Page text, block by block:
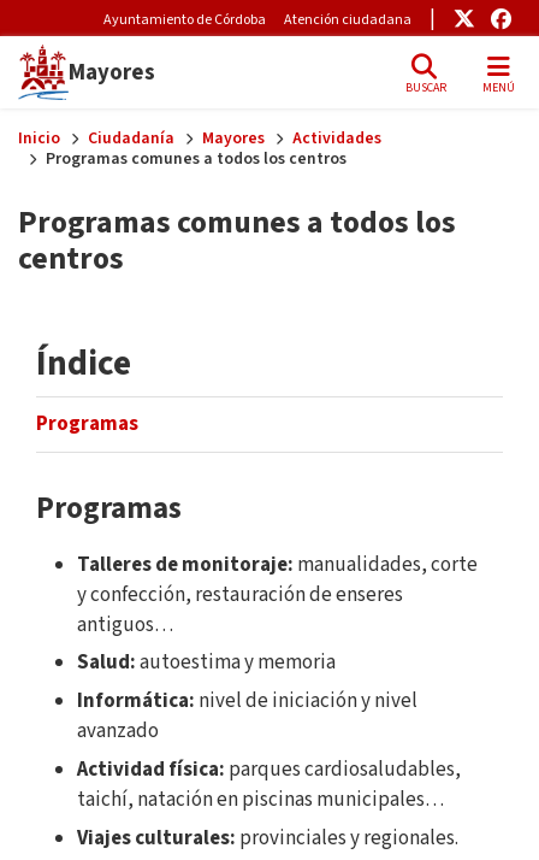
Pre-Header Microsite
Ayuntamiento de Córdoba Atención ciudadana Enlace
Mayores BUSCAR MENÚ
Inicio Ciudadanía Mayores
Actividades
Programas comunes a todos los centros
Programas comunes a todos los
centros
Índice
Programas
Programas
Talleres de monitoraje: manualidades, corte
y confección, restauración de enseres
antiguos…
Salud:autoestima y memoria
Informática: nivel de iniciación y nivel
avanzado
Actividad física: parques cardiosaludables,
taichí, natación en piscinas municipales…
Viajes culturales: provinciales y regionales.